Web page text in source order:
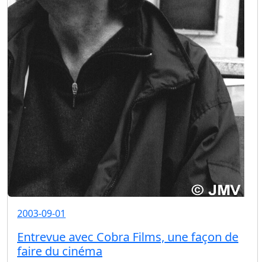
2003-09-01
Entrevue avec Cobra Films, une façon de
faire du cinéma